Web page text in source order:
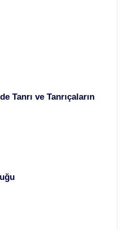
Tanrı ve Tanrıçaların